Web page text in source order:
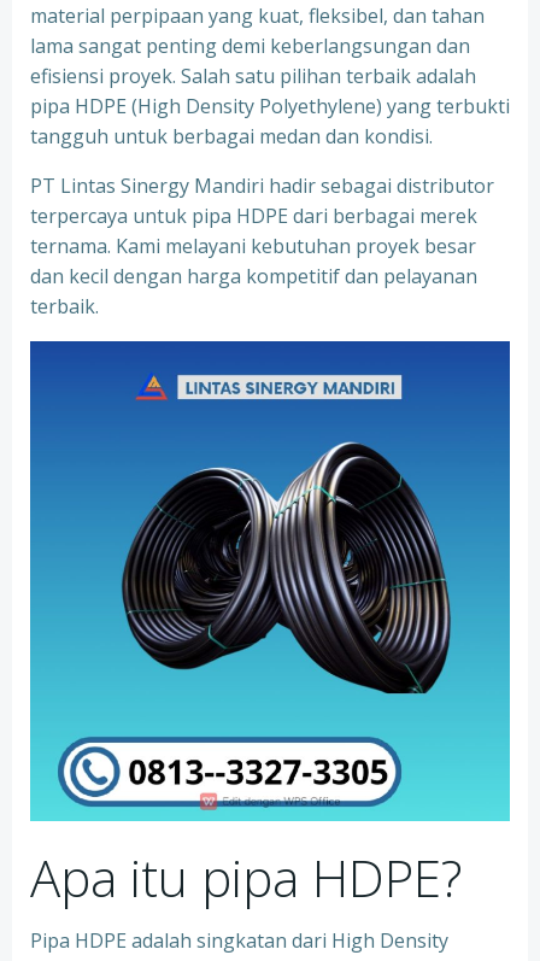
material perpipaan yang kuat, fleksibel, dan tahan
lama sangat penting demi keberlangsungan dan
efisiensi proyek. Salah satu pilihan terbaik adalah
pipa HDPE (High Density Polyethylene) yang terbukti
tangguh untuk berbagai medan dan kondisi.
PT Lintas Sinergy Mandiri hadir sebagai distributor
terpercaya untuk pipa HDPE dari berbagai merek
ternama. Kami melayani kebutuhan proyek besar
dan kecil dengan harga kompetitif dan pelayanan
terbaik.
Apa itu pipa HDPE?
Pipa HDPE adalah singkatan dari High Density